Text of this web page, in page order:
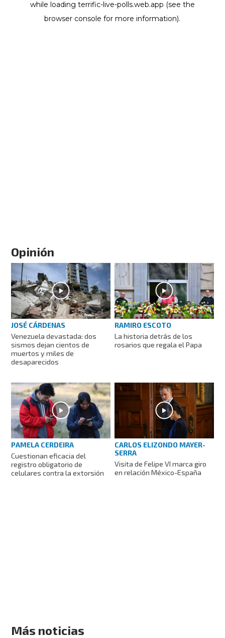
Opinión
JOSÉ CÁRDENAS
Venezuela devastada: dos
sismos dejan cientos de
muertos y miles de
desaparecidos
RAMIRO ESCOTO
La historia detrás de los
rosarios que regala el Papa
PAMELA CERDEIRA
Cuestionan eficacia del
registro obligatorio de
celulares contra la extorsión
CARLOS ELIZONDO MAYER-
SERRA
Visita de Felipe VI marca giro
en relación México-España
Más noticias